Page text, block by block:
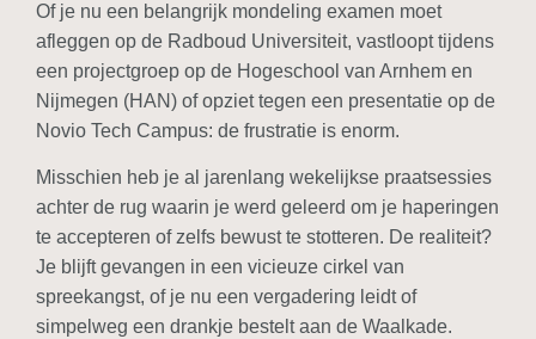
Of je nu een belangrijk mondeling examen moet
afleggen op de Radboud Universiteit, vastloopt tijdens
een projectgroep op de Hogeschool van Arnhem en
Nijmegen (HAN) of opziet tegen een presentatie op de
Novio Tech Campus: de frustratie is enorm.
Misschien heb je al jarenlang wekelijkse praatsessies
achter de rug waarin je werd geleerd om je haperingen
te accepteren of zelfs bewust te stotteren. De realiteit?
Je blijft gevangen in een vicieuze cirkel van
spreekangst, of je nu een vergadering leidt of
simpelweg een drankje bestelt aan de Waalkade.